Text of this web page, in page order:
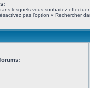
lesquels vous souhaitez
pas l’option « Rechercher